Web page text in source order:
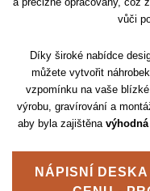
vůči
Díky široké nabídce
můžete vytvořit
vzpomínku na vaše
výrobu, gravírování a
aby byla zajištěna výhodná
NÁPISNÍ